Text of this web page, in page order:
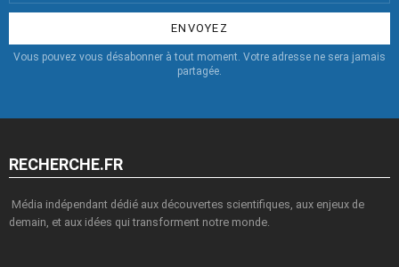
:
Vous pouvez vous désabonner à tout moment. Votre adresse ne sera jamais
partagée.
RECHERCHE.FR
Média indépendant dédié aux découvertes scientifiques, aux enjeux de
demain, et aux idées qui transforment notre monde.